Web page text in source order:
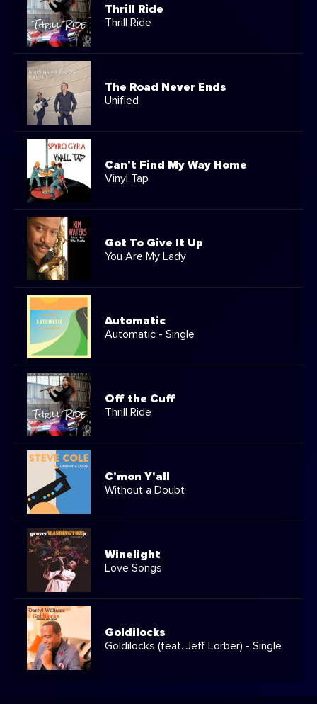
Thrill Ride
Thrill Ride
The Road Never Ends
Unified
Can't Find My Way Home
Vinyl Tap
Got To Give It Up
You Are My Lady
Automatic
Automatic - Single
Off the Cuff
Thrill Ride
C'mon Y'all
Without a Doubt
Winelight
Love Songs
Goldilocks
Goldilocks (feat. Jeff Lorber) - Single